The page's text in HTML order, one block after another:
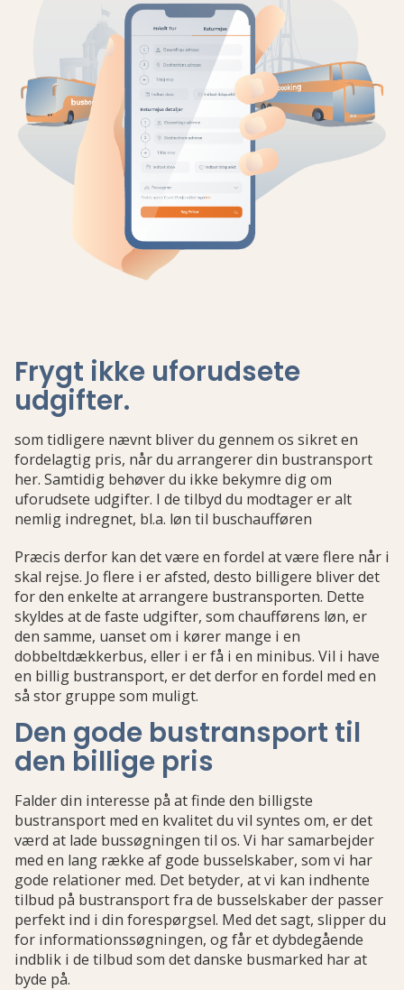
Frygt ikke uforudsete
udgifter.
som tidligere nævnt bliver du gennem os sikret en
fordelagtig pris, når du arrangerer din bustransport
her. Samtidig behøver du ikke bekymre dig om
uforudsete udgifter. I de tilbyd du modtager er alt
nemlig indregnet, bl.a. løn til buschaufføren
Præcis derfor kan det være en fordel at være flere når i
skal rejse. Jo flere i er afsted, desto billigere bliver det
for den enkelte at arrangere bustransporten. Dette
skyldes at de faste udgifter, som chaufførens løn, er
den samme, uanset om i kører mange i en
dobbeltdækkerbus, eller i er få i en minibus. Vil i have
en billig bustransport, er det derfor en fordel med en
så stor gruppe som muligt.
Den gode bustransport til
den billige pris
Falder din interesse på at finde den billigste
bustransport med en kvalitet du vil syntes om, er det
værd at lade bussøgningen til os. Vi har samarbejder
med en lang række af gode busselskaber, som vi har
gode relationer med. Det betyder, at vi kan indhente
tilbud på bustransport fra de busselskaber der passer
perfekt ind i din forespørgsel. Med det sagt, slipper du
for informationssøgningen, og får et dybdegående
indblik i de tilbud som det danske busmarked har at
byde på.